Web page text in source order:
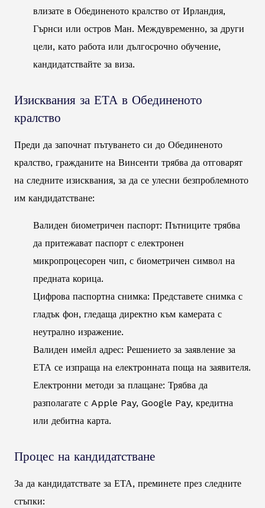
влизате в Обединеното кралство от Ирландия,
Гърнси или остров Ман. Междувременно, за други
цели, като работа или дългосрочно обучение,
кандидатствайте за виза.
Изисквания за ЕТА в Обединеното
кралство
Преди да започнат пътуването си до Обединеното
кралство, гражданите на Винсенти трябва да отговарят
на следните изисквания, за да се улесни безпроблемното
им кандидатстване:
Валиден биометричен паспорт: Пътниците трябва
да притежават паспорт с електронен
микропроцесорен чип, с биометричен символ на
предната корица.
Цифрова паспортна снимка: Представете снимка с
гладък фон, гледаща директно към камерата с
неутрално изражение.
Валиден имейл адрес: Решението за заявление за
ЕТА се изпраща на електронната поща на заявителя.
Електронни методи за плащане: Трябва да
разполагате с Apple Pay, Google Pay, кредитна
или дебитна карта.
Процес на кандидатстване
За да кандидатствате за ЕТА, преминете през следните
стъпки: